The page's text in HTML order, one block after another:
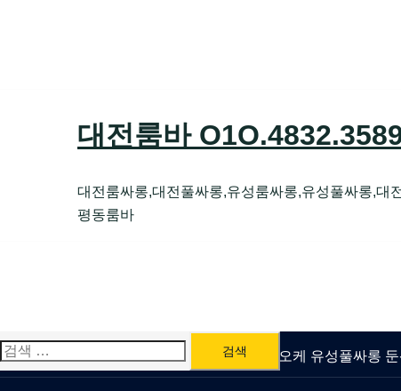
대전룸바
대전룸싸롱,대전풀싸롱,유성룸싸롱,유성풀싸롱,대
평동룸바
검
색:
유성룸싸롱 O1O.4832.3589 대전퍼블릭가라오케 유성풀싸롱